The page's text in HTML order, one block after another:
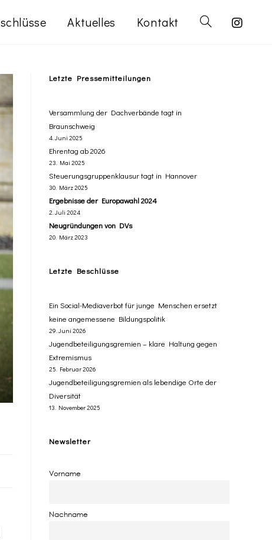
Aktuelles Kontakt
Letzte Pressemitteilungen
Versammlung der Dachverbände tagt in
Braunschweig
4. Juni 2025
Ehrentag ab 2026
23. Mai 2025
Steuerungsgruppenklausur tagt in Hannover
30. März 2025
Ergebnisse der Europawahl 2024
2. Juli 2024
Neugründungen von DVs
20. März 2023
Letzte Beschlüsse
​Ein Social-Mediaverbot für junge Menschen ersetzt ​
keine angemessene Bildungspolitik
29. Juni 2026
Jugendbeteiligungsgremien – klare Haltung gegen
Extremismus
25. Februar 2026
Jugendbeteiligungsgremien als lebendige Orte der
Diversität
13. November 2025
Newsletter
Vorname
Nachname